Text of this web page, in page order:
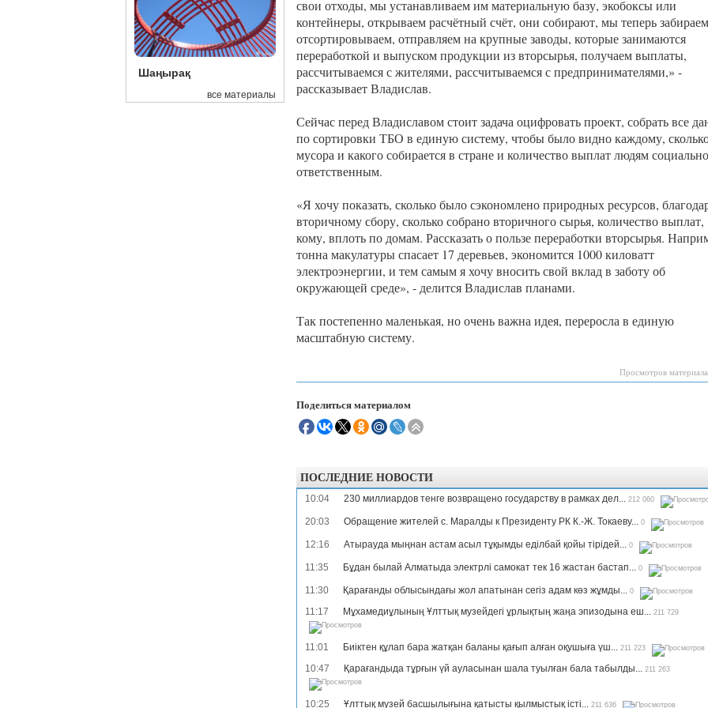
Шаңырақ
все материалы
свои отходы, мы устанавливаем им материальную базу, экобоксы или
контейнеры, открываем расчётный счёт, они собирают, мы теперь
отсортировываем, отправляем на крупные заводы, которые занимаются
переработкой и выпуском продукции из вторсырья, получаем выплаты,
рассчитываемся с жителями, рассчитываемся с предпринимателями,» -
рассказывает Владислав.
Сейчас перед Владиславом стоит задача оцифровать проект, собрать все
по сортировки ТБО в единую систему, чтобы было видно каждому,
мусора и какого собирается в стране и количество выплат людям
ответственным.
«Я хочу показать, сколько было сэкономлено природных ресурсов,
вторичному сбору, сколько собрано вторичного сырья, количество выплат,
кому, вплоть по домам. Рассказать о пользе переработки вторсырья.
тонна макулатуры спасает 17 деревьев, экономится 1000 киловатт
электроэнергии, и тем самым я хочу вносить свой вклад в заботу об
окружающей среде», - делится Владислав планами.
Так постепенно маленькая, но очень важна идея, переросла в единую
масштабную систему.
Просмотров
Поделиться материалом
ПОСЛЕДНИЕ НОВОСТИ
10:04 230 миллиардов тенге возвращено государству в рамках дел... 212 060
20:03 Обращение жителей с. Маралды к Президенту РК К.-Ж. Токаеву... 0
12:16 Атырауда мыңнан астам асыл тұқымды еділбай қойы тірідей... 0
11:35 Бұдан былай Алматыда электрлі самокат тек 16 жастан бастап... 0
11:30 Қарағанды облысындағы жол апатынан сегіз адам көз жұмды... 0
11:17 Мұхамедиұлының Ұлттық музейдегі ұрлықтың жаңа эпизодына еш... 211 729
11:01 Биіктен құлап бара жатқан баланы қағып алған оқушыға үш... 211 223
10:47 Қарағандыда тұрғын үй ауласынан шала туылған бала табылды... 211 263
10:25 Ұлттық музей басшылығына қатысты қылмыстық істі... 211 636